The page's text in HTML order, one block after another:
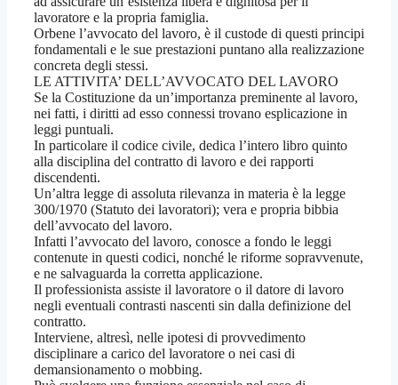
lavoratore e la propria famiglia.
Orbene l’avvocato del lavoro, è il custode di questi principi
fondamentali e le sue prestazioni puntano alla realizzazione
concreta degli stessi.
LE ATTIVITA’ DELL’AVVOCATO DEL LAVORO
Se la Costituzione da un’importanza preminente al lavoro,
nei fatti, i diritti ad esso connessi trovano esplicazione in
leggi puntuali.
In particolare il codice civile, dedica l’intero libro quinto
alla disciplina del contratto di lavoro e dei rapporti
discendenti.
Un’altra legge di assoluta rilevanza in materia è la legge
300/1970 (Statuto dei lavoratori); vera e propria bibbia
dell’avvocato del lavoro.
Infatti l’avvocato del lavoro, conosce a fondo le leggi
contenute in questi codici, nonché le riforme sopravvenute,
e ne salvaguarda la corretta applicazione.
Il professionista assiste il lavoratore o il datore di lavoro
negli eventuali contrasti nascenti sin dalla definizione del
contratto.
Interviene, altresì, nelle ipotesi di provvedimento
disciplinare a carico del lavoratore o nei casi di
demansionamento o mobbing.